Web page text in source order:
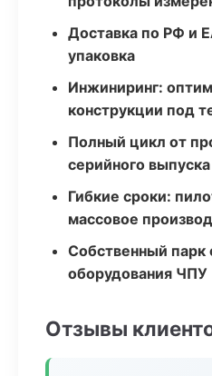
Доставка по РФ и
упаковка
Инжиниринг:
конструкции под
Полный цикл от
серийного выпуска
Гибкие сроки:
массовое
Собственный парк
оборудования ЧПУ
Отзывы